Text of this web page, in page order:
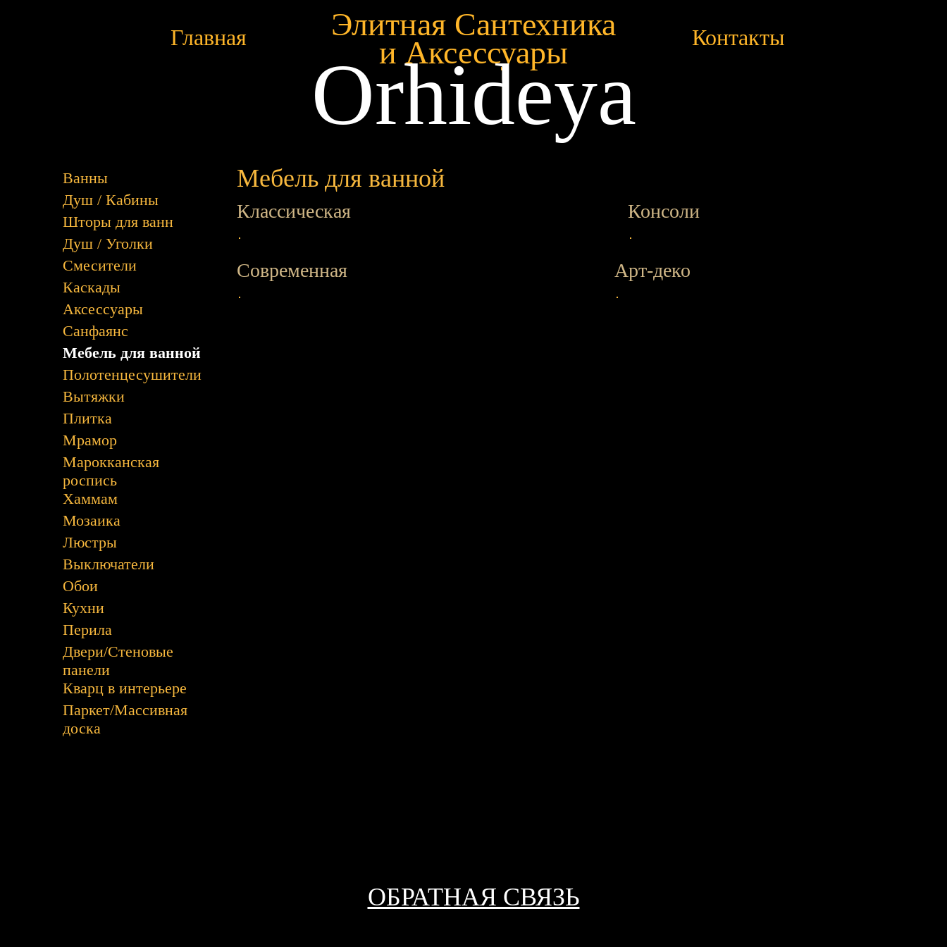
Главная Контакты
Элитная Сантехника
и Аксессуары
Orhideya
Ванны
Душ / Кабины
Шторы для ванн
Душ / Уголки
Смесители
Каскады
Аксессуары
Санфаянс
Мебель для ванной
Полотенцесушители
Вытяжки
Плитка
Мрамор
Марокканская
роспись
Хаммам
Мозаика
Люстры
Выключатели
Обои
Кухни
Перила
Двери/Стеновые
панели
Кварц в интерьере
Паркет/Массивная
доска
Мебель для ванной
Классическая Консоли
Современная Арт-деко
ОБРАТНАЯ СВЯЗЬ